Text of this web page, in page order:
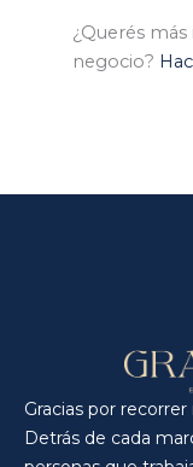
¿Querés
negocio?
Gracias por
Detrás de cada